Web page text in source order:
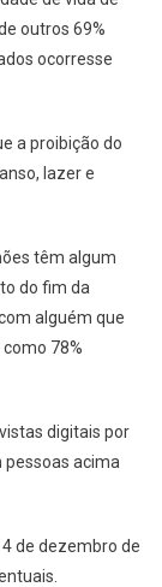
outros 69%
ocorresse
a proibição do
lazer e
têm algum
do fim da
alguém que
78%
digitais por
acima
de dezembro de